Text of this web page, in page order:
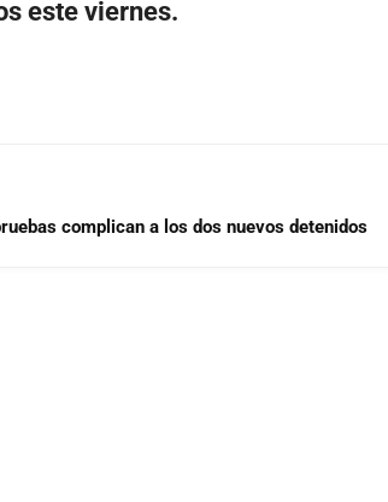
este viernes.
complican a los dos nuevos detenidos